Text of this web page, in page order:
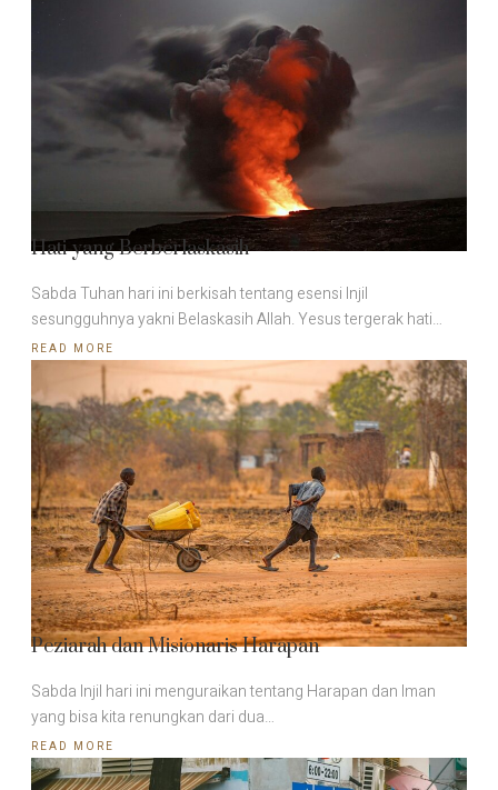
Hati yang Berberlaskasih
Sabda Tuhan hari ini berkisah tentang esensi Injil
sesungguhnya yakni Belaskasih Allah. Yesus tergerak hati…
READ MORE
Peziarah dan Misionaris Harapan
Sabda Injil hari ini menguraikan tentang Harapan dan Iman
yang bisa kita renungkan dari dua…
READ MORE